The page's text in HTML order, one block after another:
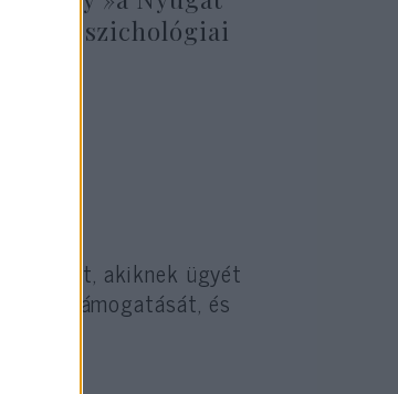
a pszichológiai
azokat, akiknek ügyét
támogatását, és